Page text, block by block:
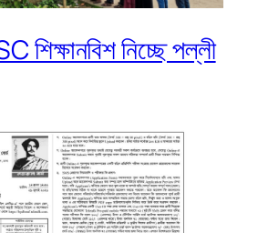
নিচ্ছে পল্লী